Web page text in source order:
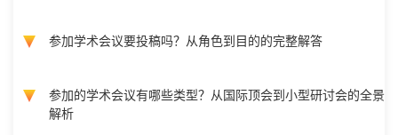
参加学术会议要投稿吗？从角色到目的的完整解答
参加的学术会议有哪些类型？从国际顶会到小型研讨会的全景
解析